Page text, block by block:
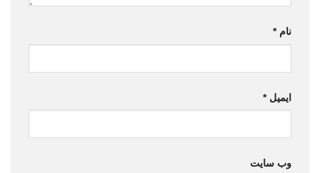
نام*
ایمیل*
وب‌ سایت